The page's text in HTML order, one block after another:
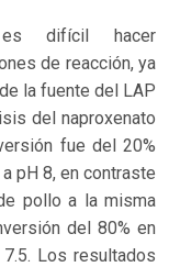
difícil hacer
de reacción, ya
la fuente del LAP
del naproxenato
fue del 20%
pH 8, en contraste
pollo a la misma
del 80% en
Los resultados